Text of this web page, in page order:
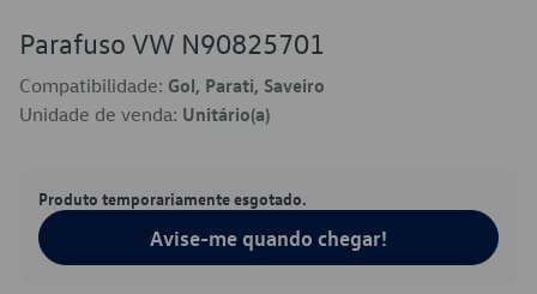
Parafuso VW N90825701
Compatibilidade: Gol, Parati, Saveiro
Unidade de venda: Unitário(a)
Produto temporariamente esgotado.
Avise-me quando chegar!